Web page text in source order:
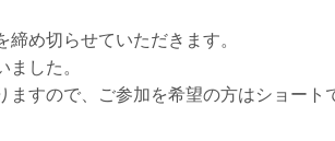
締め切らせていただきます。
した。
すので、ご参加を希望の方はショート